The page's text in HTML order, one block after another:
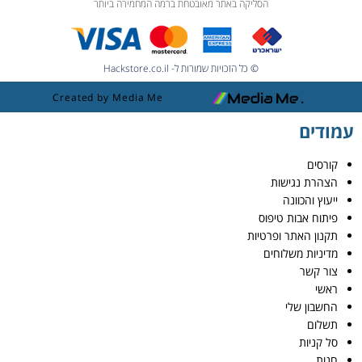
הסליקה באתר מאובטחת ברמה המחמירה ביותר
© כל הזכויות שמורות ל- Hackstore.co.il
Created by Media Me
עמודים
קורסים
הצהרת נגישות
ייעוץ והכוונה
פיתוח אבות טיפוס
תקנון האתר ופרטיות
מדיניות משלוחים
צור קשר
ראשי
החשבון שלי
תשלום
סל קניות